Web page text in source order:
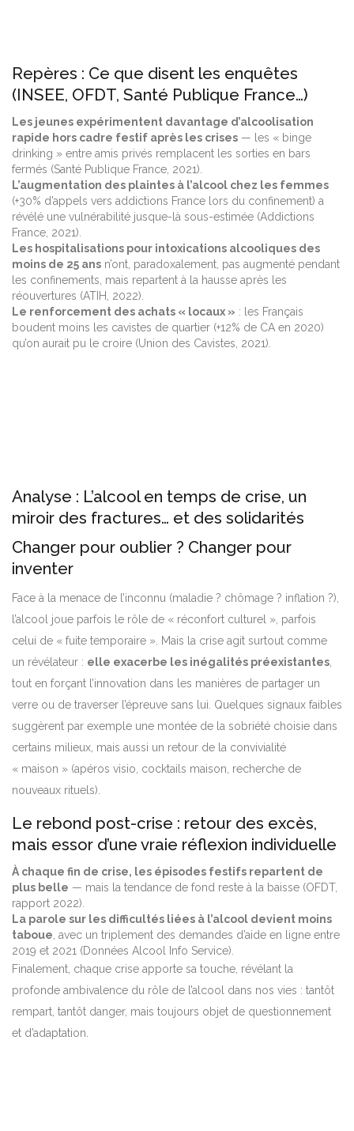
Repères : Ce que disent les enquêtes
(INSEE, OFDT, Santé Publique France…)
Les jeunes expérimentent davantage d’alcoolisation
rapide hors cadre festif après les crises — les « binge
drinking » entre amis privés remplacent les sorties en bars
fermés (Santé Publique France, 2021).
L’augmentation des plaintes à l’alcool chez les femmes
(+30% d’appels vers addictions France lors du confinement) a
révélé une vulnérabilité jusque-là sous-estimée (Addictions
France, 2021).
Les hospitalisations pour intoxications alcooliques des
moins de 25 ans n’ont, paradoxalement, pas augmenté pendant
les confinements, mais repartent à la hausse après les
réouvertures (ATIH, 2022).
Le renforcement des achats « locaux » : les Français
boudent moins les cavistes de quartier (+12% de CA en 2020)
qu’on aurait pu le croire (Union des Cavistes, 2021).
Analyse : L’alcool en temps de crise, un
miroir des fractures… et des solidarités
Changer pour oublier ? Changer pour
inventer
Face à la menace de l’inconnu (maladie ? chômage ? inflation ?),
l’alcool joue parfois le rôle de « réconfort culturel », parfois
celui de « fuite temporaire ». Mais la crise agit surtout comme
un révélateur : elle exacerbe les inégalités préexistantes
tout en forçant l’innovation dans les manières de partager un
verre ou de traverser l’épreuve sans lui. Quelques signaux faibles
suggèrent par exemple une montée de la sobriété choisie dans
certains milieux, mais aussi un retour de la convivialité
« maison » (apéros visio, cocktails maison, recherche de
nouveaux rituels).
Le rebond post-crise : retour des excès,
mais essor d’une vraie réflexion individuelle
À chaque fin de crise, les épisodes festifs repartent de
plus belle — mais la tendance de fond reste à la baisse (OFDT,
rapport 2022).
La parole sur les difficultés liées à l’alcool devient moins
taboue , avec un triplement des demandes d’aide en ligne entre
2019 et 2021 (Données Alcool Info Service).
Finalement, chaque crise apporte sa touche, révélant la
profonde ambivalence du rôle de l’alcool dans nos vies : tantôt
rempart, tantôt danger, mais toujours objet de questionnement
et d’adaptation.